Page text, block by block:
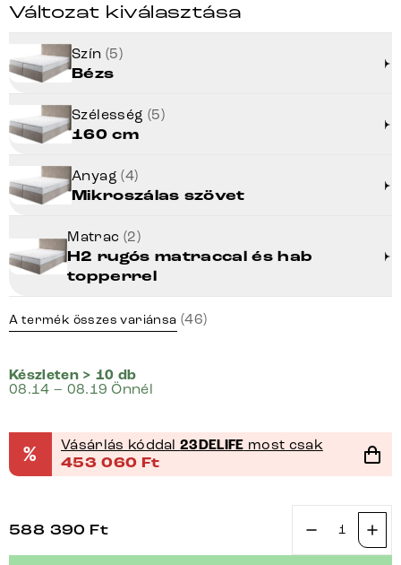
Változat kiválasztása
Szín (5)
Bézs
Szélesség (5)
160 cm
Anyag(4)
Mikroszálas szövet
Matrac (2)
H2 rugós matraccal és hab
topperrel
A termék összes variánsa (46)
Készleten > 10 db
08.14 – 08.19 Önnél
% Vásárlás kóddal23DELIFE most csak
453 060 Ft
588 390 Ft
Boxspring